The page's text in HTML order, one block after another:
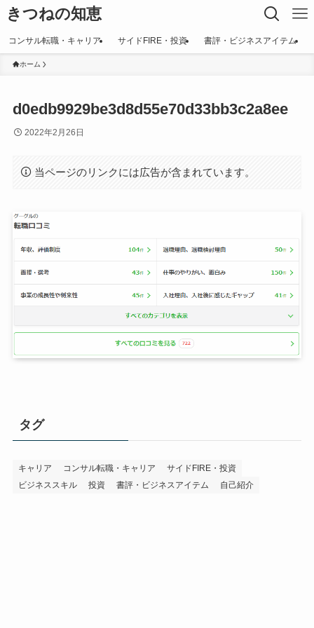
きつねの知恵
コンサル転職・キャリア サイドFIRE・投資 書評・ビジネスアイテム
ホーム
d0edb9929be3d8d55e70d33bb3c2a8ee
2022年2月26日
当ページのリンクには広告が含まれています。
タグ
キャリア コンサル転職・キャリア
サイドFIRE・投資
ビジネススキル
投資 書評・ビジネスアイテム 自己紹介